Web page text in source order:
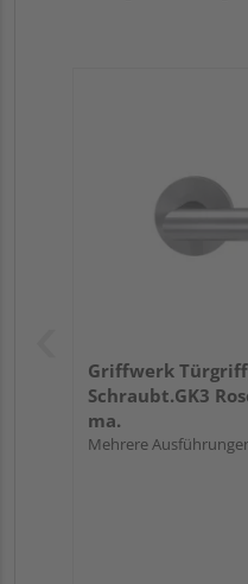
Griffwerk
Schraubt.GK3
ma.
Mehrere